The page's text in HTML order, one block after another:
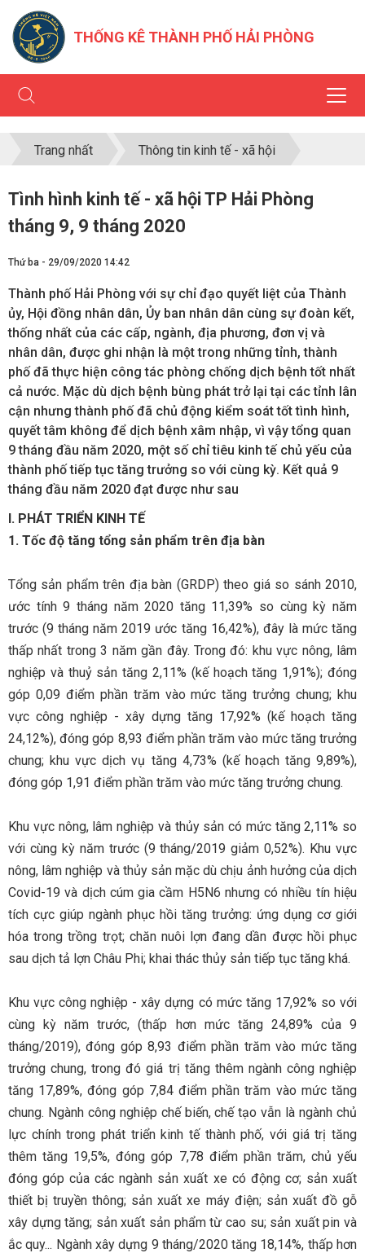
THỐNG KÊ THÀNH PHỐ HẢI PHÒNG
Trang nhất Thông tin kinh tế - xã hội
Tình hình kinh tế - xã hội TP Hải Phòng
tháng 9, 9 tháng 2020
Thứ ba - 29/09/2020 14:42
Thành phố Hải Phòng với sự chỉ đạo quyết liệt của Thành
ủy, Hội đồng nhân dân, Ủy ban nhân dân cùng sự đoàn kết,
thống nhất của các cấp, ngành, địa phương, đơn vị và
nhân dân, được ghi nhận là một trong những tỉnh, thành
phố đã thực hiện công tác phòng chống dịch bệnh tốt nhất
cả nước. Mặc dù dịch bệnh bùng phát trở lại tại các tỉnh lân
cận nhưng thành phố đã chủ động kiểm soát tốt tình hình,
quyết tâm không để dịch bệnh xâm nhập, vì vậy tổng quan
9 tháng đầu năm 2020, một số chỉ tiêu kinh tế chủ yếu của
thành phố tiếp tục tăng trưởng so với cùng kỳ. Kết quả 9
tháng đầu năm 2020 đạt được như sau
I. PHÁT TRIỂN KINH TẾ
1. Tốc độ tăng tổng sản phẩm trên địa bàn
Tổng sản phẩm trên địa bàn (GRDP) theo giá so sánh 2010,
ước tính 9 tháng năm 2020 tăng 11,39% so cùng kỳ năm
trước (9 tháng năm 2019 ước tăng 16,42%), đây là mức tăng
thấp nhất trong 3 năm gần đây. Trong đó: khu vực nông, lâm
nghiệp và thuỷ sản tăng 2,11% (kế hoạch tăng 1,91%); đóng
góp 0,09 điểm phần trăm vào mức tăng trưởng chung; khu
vực công nghiệp - xây dựng tăng 17,92% (kế hoạch tăng
24,12%), đóng góp 8,93 điểm phần trăm vào mức tăng trưởng
chung; khu vực dịch vụ tăng 4,73% (kế hoạch tăng 9,89%),
đóng góp 1,91 điểm phần trăm vào mức tăng trưởng chung.
Khu vực nông, lâm nghiệp và thủy sản có mức tăng 2,11% so
với cùng kỳ năm trước (9 tháng/2019 giảm 0,52%). Khu vực
nông, lâm nghiệp và thủy sản mặc dù chịu ảnh hưởng của dịch
Covid-19 và dịch cúm gia cầm H5N6 nhưng có nhiều tín hiệu
tích cực giúp ngành phục hồi tăng trưởng: ứng dụng cơ giới
hóa trong trồng trọt; chăn nuôi lợn đang dần được hồi phục
sau dịch tả lợn Châu Phi; khai thác thủy sản tiếp tục tăng khá.
Khu vực công nghiệp - xây dựng có mức tăng 17,92% so với
cùng kỳ năm trước, (thấp hơn mức tăng 24,89% của 9
tháng/2019), đóng góp 8,93 điểm phần trăm vào mức tăng
trưởng chung, trong đó giá trị tăng thêm ngành công nghiệp
tăng 17,89%, đóng góp 7,84 điểm phần trăm vào mức tăng
chung. Ngành công nghiệp chế biến, chế tạo vẫn là ngành chủ
lực chính trong phát triển kinh tế thành phố, với giá trị tăng
thêm tăng 19,5%, đóng góp 7,78 điểm phần trăm, chủ yếu
đóng góp của các ngành sản xuất xe có động cơ; sản xuất
thiết bị truyền thông; sản xuất xe máy điện; sản xuất đồ gỗ
xây dựng tăng; sản xuất sản phẩm từ cao su; sản xuất pin và
ắc quy... Ngành xây dựng 9 tháng/2020 tăng 18,14%, thấp hơn